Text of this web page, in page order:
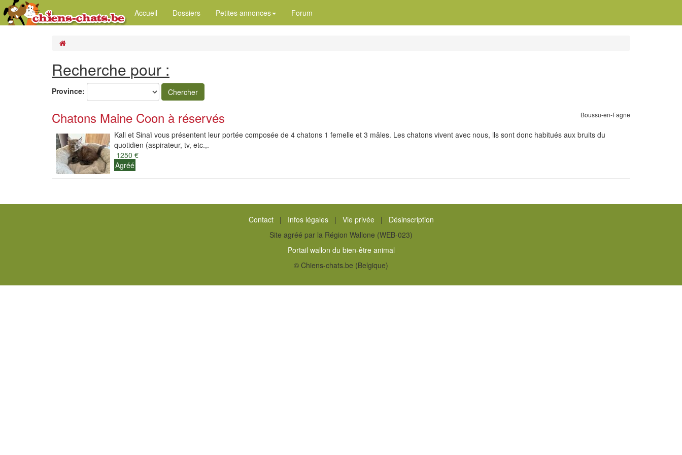
Accueil Dossiers Petites annonces Forum
Recherche pour :
Province: Chercher
Chatons Maine Coon à réservés Boussu-en-Fagne
Kali et Sinaï vous présentent leur portée composée de 4 chatons 1 femelle et 3 mâles. Les chatons vivent avec nous, ils sont donc habitués aux bruits du
quotidien (aspirateur, tv, etc.,.
1250 €
Agréé
Contact| Infos légales| Vie privée| Désinscription
Site agréé par la Région Wallone (WEB-023)
Portail wallon du bien-être animal
© Chiens-chats.be (Belgique)